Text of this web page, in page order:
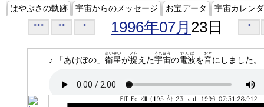
はやぶさの軌跡 宇宙からのメッセージ お宝データ 宇宙カレン
<<< << < 1996年07月 23日 >
♪ 「あけぼの」 衛星
えいせい
が捉
とら
えた宇宙
うちゅう
の電波
でんぱ
を音
おと
にしました。